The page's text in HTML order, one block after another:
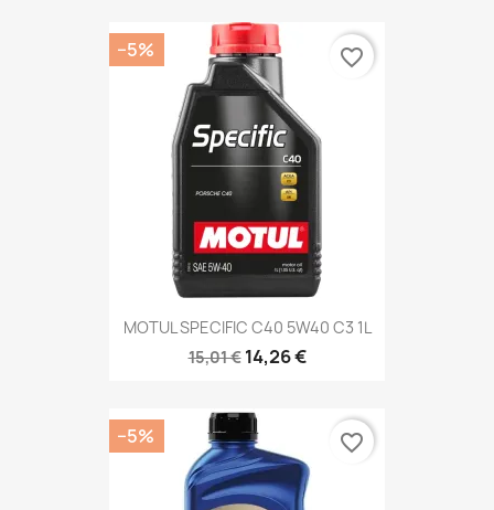
MOTUL SPECIFIC C40 5W40 C3 1L
15,01 € 14,26 €
−5% favorite_border
−5% favorite_border